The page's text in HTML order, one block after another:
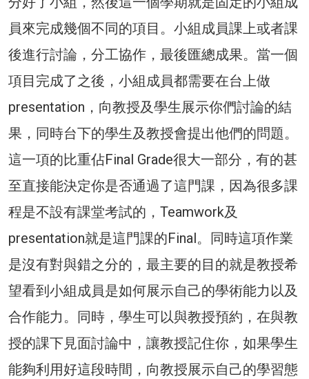
員來完成幾個不同的項目。小組成員課上或者課
後進行討論，分工協作，最後匯總成果。當一個
項目完成了之後，小組成員都需要在台上做
presentation，向教授及學生展示你們討論的結
果，同時台下的學生及教授會提出他們的問題。
這一項的比重佔Final Grade很大一部分，有的甚
至直接能決定你是否通過了這門課，因為很多課
程是不設有課堂考試的，Teamwork及
presentation就是這門課的Final。同時這項作業
是沒有對與錯之分的，最主要的目的就是教授希
望看到小組成員是如何展示自己的學術能力以及
合作能力。同時，學生可以與教授預約，在與教
授的課下見面討論中，讓教授記住你，如果學生
能夠利用好這段時間，向教授展示自己的學習態